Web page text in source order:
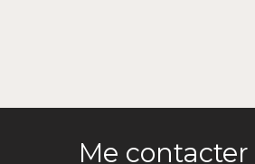
Me contacter